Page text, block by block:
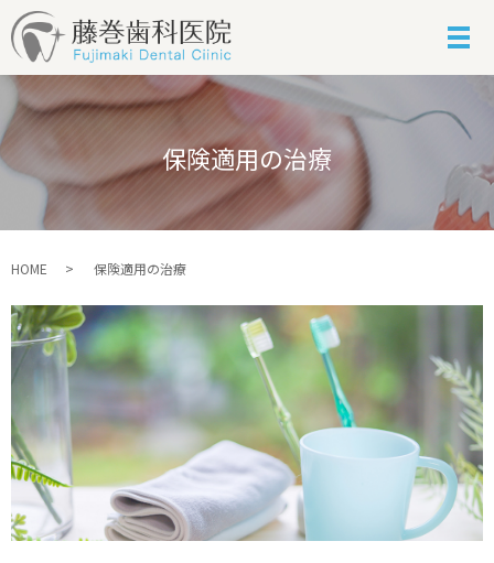
保険適用の治療
HOME 保険適用の治療